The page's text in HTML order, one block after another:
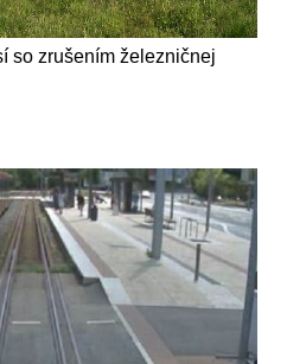
so zrušením železničnej